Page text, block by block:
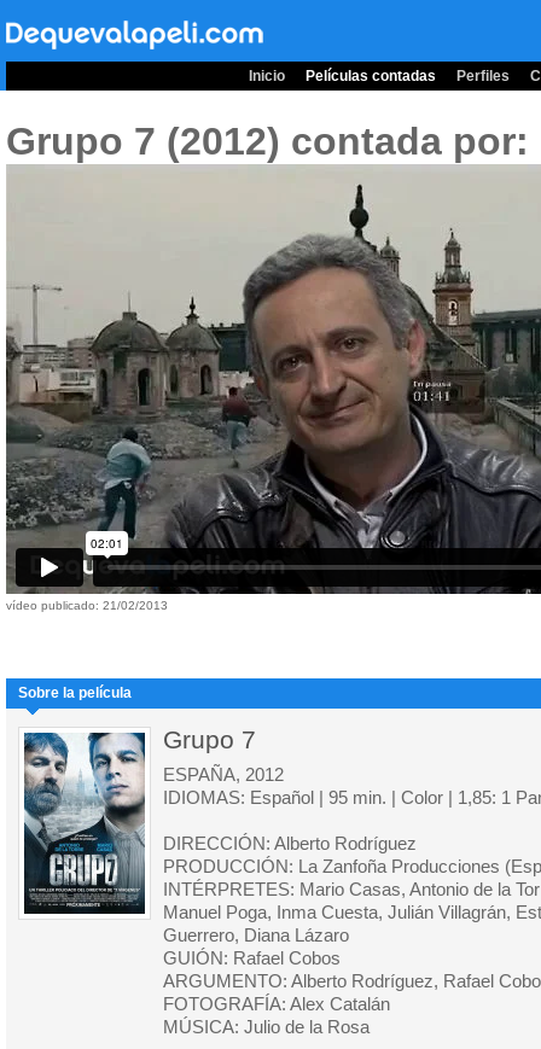
Inicio Películas contadas Perfiles
Grupo 7 (2012) contada por:
vídeo publicado: 21/02/2013
Sobre la película
Grupo 7
ESPAÑA, 2012
IDIOMAS: Español | 95 min. | Color | 1,85: 1
DIRECCIÓN: Alberto Rodríguez
PRODUCCIÓN: La Zanfoña Producciones
INTÉRPRETES: Mario Casas, Antonio de la
Manuel Poga, Inma Cuesta, Julián Villagrán,
Guerrero, Diana Lázaro
GUIÓN: Rafael Cobos
ARGUMENTO: Alberto Rodríguez, Rafael
FOTOGRAFÍA: Alex Catalán
MÚSICA: Julio de la Rosa